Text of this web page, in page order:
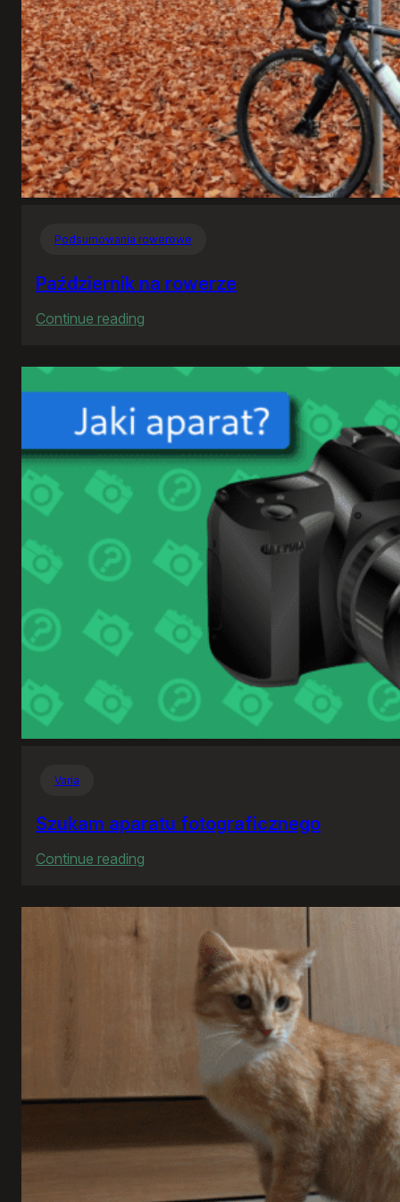
Podsumowania rowerowe
Październik na rowerze
Continue reading
na
rowerze
Varia
Szukam aparatu fotograficznego
Continue reading
aparatu
fotograficznego